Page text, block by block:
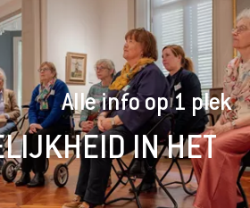
Alle info op 1 plek
IN HET